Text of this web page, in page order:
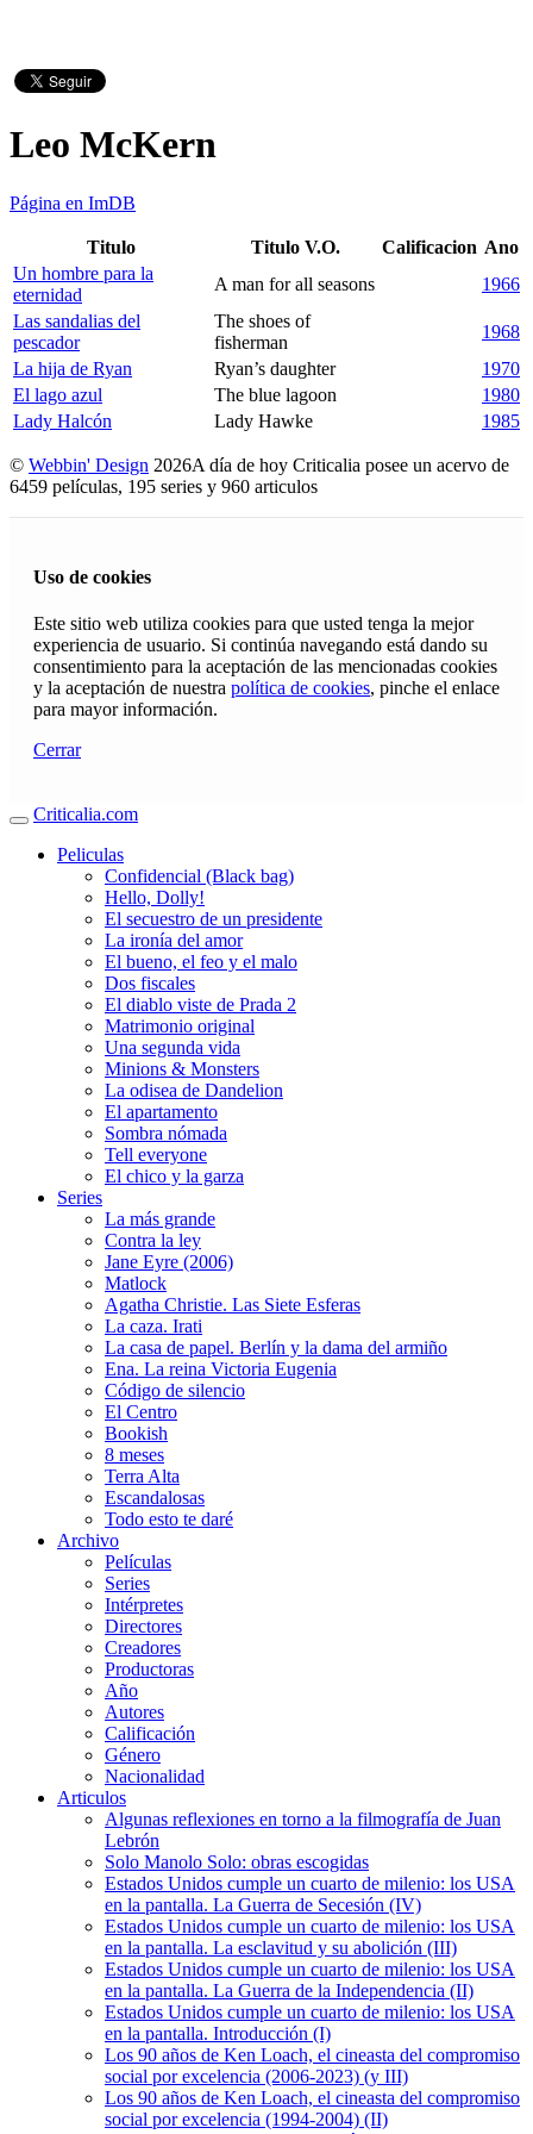
Leo McKern
Página en ImDB
Titulo Titulo V.O. Calificacion Ano
Un hombre para la
eternidad
A man for all seasons
1966
Las sandalias del
pescador
The shoes of
fisherman
1968
La hija de Ryan
Ryan’s daughter
1970
El lago azul
The blue lagoon
1980
Lady Halcón
Lady Hawke 1985
© Webbin' Design 2026A día de hoy Criticalia posee un acervo de
6459 películas, 195 series y 960 articulos
Uso de cookies
Este sitio web utiliza cookies para que usted tenga la mejor
experiencia de usuario. Si continúa navegando está dando su
consentimiento para la aceptación de las mencionadas cookies
y la aceptación de nuestra política de cookies, pinche el enlace
para mayor información.
Cerrar
Criticalia.com
Peliculas
Confidencial (Black bag)
Hello, Dolly!
El secuestro de un presidente
La ironía del amor
El bueno, el feo y el malo
Dos fiscales
El diablo viste de Prada 2
Matrimonio original
Una segunda vida
Minions & Monsters
La odisea de Dandelion
El apartamento
Sombra nómada
Tell everyone
El chico y la garza
Series
La más grande
Contra la ley
Jane Eyre (2006)
Matlock
Agatha Christie. Las Siete Esferas
La caza. Irati
La casa de papel. Berlín y la dama del armiño
Ena. La reina Victoria Eugenia
Código de silencio
El Centro
Bookish
8 meses
Terra Alta
Escandalosas
Todo esto te daré
Archivo
Películas
Series
Intérpretes
Directores
Creadores
Productoras
Año
Autores
Calificación
Género
Nacionalidad
Articulos
Algunas reflexiones en torno a la filmografía de Juan
Lebrón
Solo Manolo Solo: obras escogidas
Estados Unidos cumple un cuarto de milenio: los USA
en la pantalla. La Guerra de Secesión (IV)
Estados Unidos cumple un cuarto de milenio: los USA
en la pantalla. La esclavitud y su abolición (III)
Estados Unidos cumple un cuarto de milenio: los USA
en la pantalla. La Guerra de la Independencia (II)
Estados Unidos cumple un cuarto de milenio: los USA
en la pantalla. Introducción (I)
Los 90 años de Ken Loach, el cineasta del compromiso
social por excelencia (2006-2023) (y III)
Los 90 años de Ken Loach, el cineasta del compromiso
social por excelencia (1994-2004) (II)